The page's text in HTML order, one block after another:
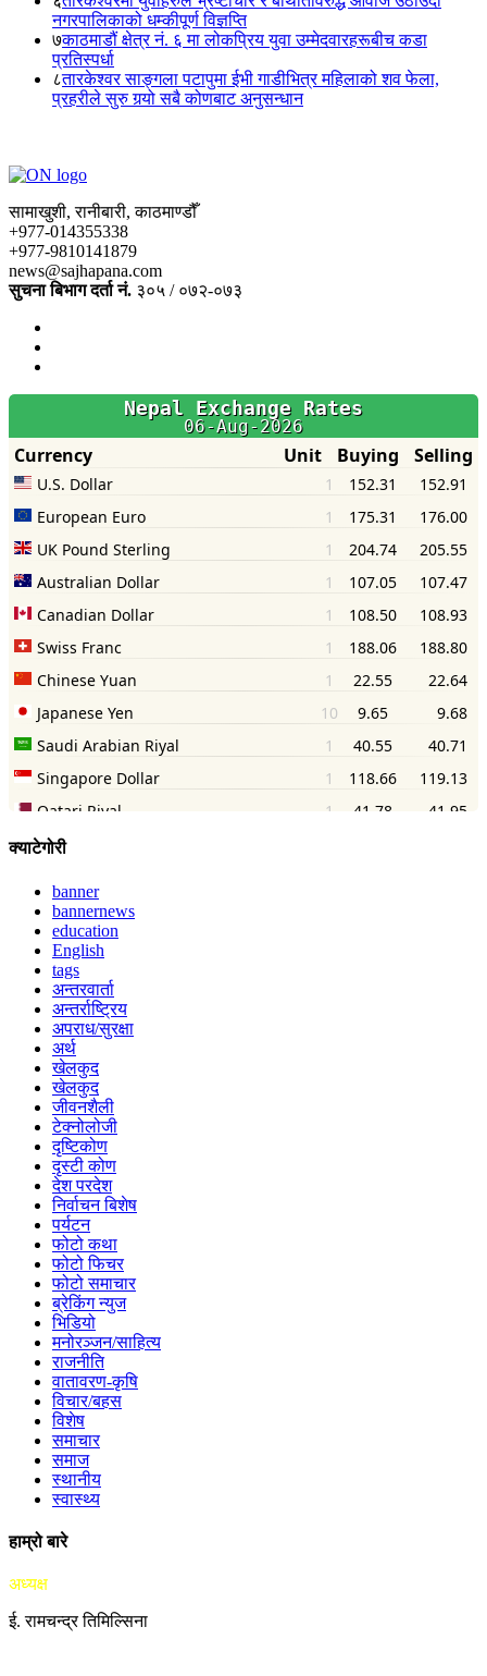
नगरपालिकाको धम्कीपूर्ण विज्ञप्ति
७काठमाडौं क्षेत्र नं. ६ मा लोकप्रिय युवा उम्मेदवारहरूबीच कडा
प्रतिस्पर्धा
८तारकेश्वर साङ्गला पटापुमा ईभी गाडीभित्र महिलाको शव फेला,
प्रहरीले सुरु गर्‍यो सबै कोणबाट अनुसन्धान
सामाखुशी, रानीबारी, काठमाण्डौँ
+977-014355338
+977-9810141879
news@sajhapana.com
सुचना बिभाग दर्ता नं. ३०५ / ०७२-०७३
क्याटेगोरी
banner
bannernews
education
English
tags
अन्तरवार्ता
अन्तर्राष्ट्रिय
अपराध/सुरक्षा
अर्थ
खेलकुद
खेलकुद
जीवनशैली
टेक्नोलोजी
दृष्टिकोण
दृस्टी कोण
देश परदेश
निर्वाचन बिशेष
पर्यटन
फोटो कथा
फोटो फिचर
फोटो समाचार
ब्रेकिंग न्युज
भिडियो
मनोरञ्जन/साहित्य
राजनीति
वातावरण-कृषि
विचार/बहस
विशेष
समाचार
समाज
स्थानीय
स्वास्थ्य
हाम्रो बारे
अध्यक्ष
ई. रामचन्द्र तिमिल्सिना